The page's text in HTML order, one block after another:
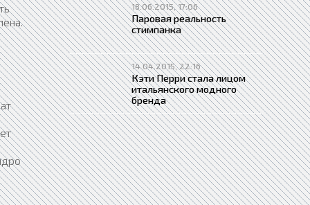
18.06.2015, 17:06
Паровая реальность
стимпанка
14.04.2015, 22:16
Кэти Перри стала лицом
итальянского модного
бренда